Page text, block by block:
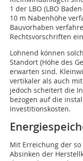
1 der LBO (LBO
10 m Nabenhöhe
Bauvorhaben
Rechtsvorschriften
Lohnend können
Standort (Höhe des
erwarten sind.
vertikaler als auch
jedoch scheitert die
bezogen auf die
Investitionskosten.
Mit Erreichung der
Absinken der